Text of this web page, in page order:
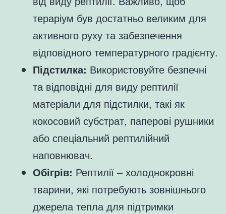
тераріум був достатньо великим для
активного руху та забезпечення
відповідного температурного градієнту.
Підстилка: Використовуйте безпечні
та відповідні для виду рептилії
матеріали для підстилки, такі як
кокосовий субстрат, паперові рушники
або спеціальний рептилійний
наповнювач.
Обігрів: Рептилії – холоднокровні
тварини, які потребують зовнішнього
джерела тепла для підтримки